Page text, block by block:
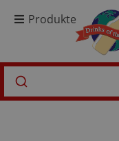
Produkte